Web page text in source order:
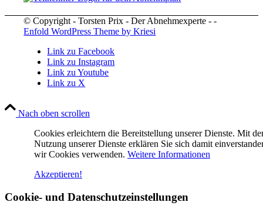
© Copyright - Torsten Prix - Der Abnehmexperte - -
Enfold WordPress Theme by Kriesi
Link zu Facebook
Link zu Instagram
Link zu Youtube
Link zu X
Nach oben scrollen
Cookies erleichtern die Bereitstellung unserer Dienste. Mit
Nutzung unserer Dienste erklären Sie sich damit
wir Cookies verwenden. Weitere Informationen
Akzeptieren!
Cookie- und Datenschutzeinstellungen